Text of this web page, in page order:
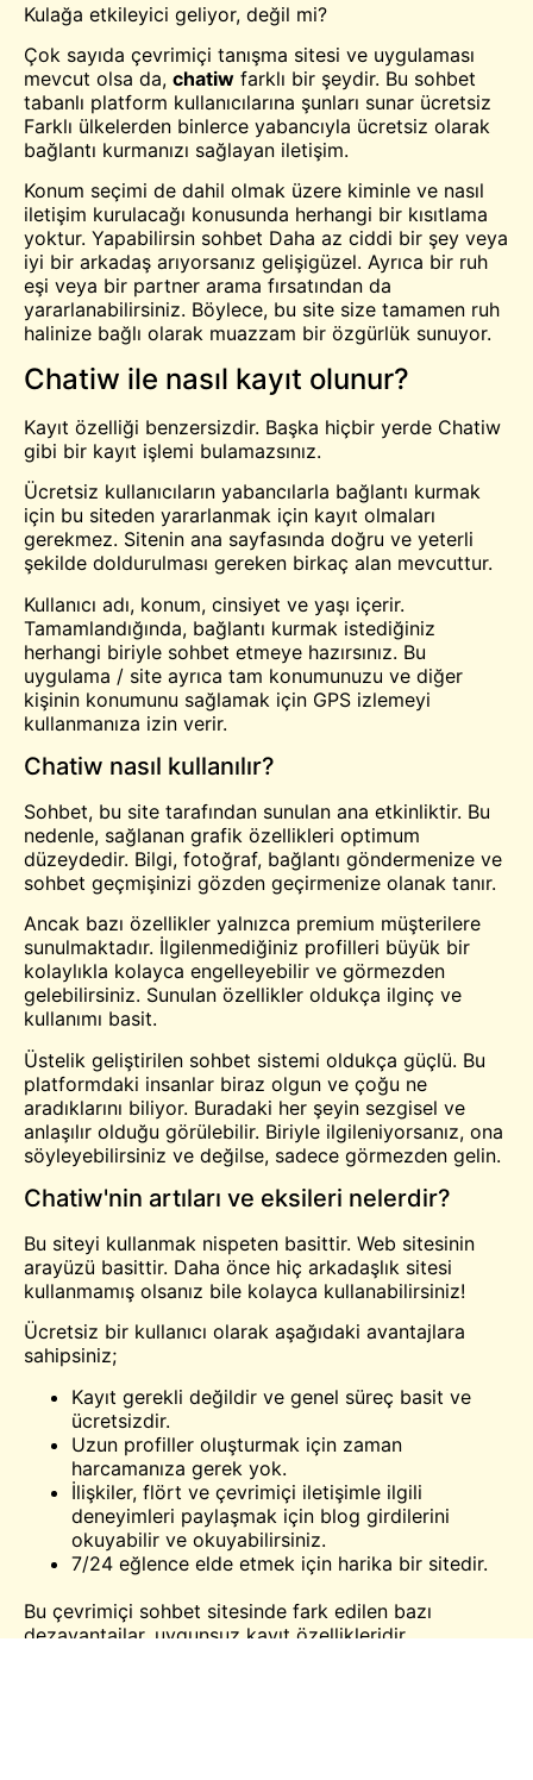
Kulağa etkileyici geliyor, değil mi?
Çok sayıda çevrimiçi tanışma sitesi ve uygulaması
mevcut olsa da, chatiw farklı bir şeydir. Bu sohbet
tabanlı platform kullanıcılarına şunları sunar ücretsiz
Farklı ülkelerden binlerce yabancıyla ücretsiz olarak
bağlantı kurmanızı sağlayan iletişim.
Konum seçimi de dahil olmak üzere kiminle ve nasıl
iletişim kurulacağı konusunda herhangi bir kısıtlama
yoktur. Yapabilirsin sohbet Daha az ciddi bir şey veya
iyi bir arkadaş arıyorsanız gelişigüzel. Ayrıca bir ruh
eşi veya bir partner arama fırsatından da
yararlanabilirsiniz. Böylece, bu site size tamamen ruh
halinize bağlı olarak muazzam bir özgürlük sunuyor.
Chatiw ile nasıl kayıt olunur?
Kayıt özelliği benzersizdir. Başka hiçbir yerde Chatiw
gibi bir kayıt işlemi bulamazsınız.
Ücretsiz kullanıcıların yabancılarla bağlantı kurmak
için bu siteden yararlanmak için kayıt olmaları
gerekmez. Sitenin ana sayfasında doğru ve yeterli
şekilde doldurulması gereken birkaç alan mevcuttur.
Kullanıcı adı, konum, cinsiyet ve yaşı içerir.
Tamamlandığında, bağlantı kurmak istediğiniz
herhangi biriyle sohbet etmeye hazırsınız. Bu
uygulama / site ayrıca tam konumunuzu ve diğer
kişinin konumunu sağlamak için GPS izlemeyi
kullanmanıza izin verir.
Chatiw nasıl kullanılır?
Sohbet, bu site tarafından sunulan ana etkinliktir. Bu
nedenle, sağlanan grafik özellikleri optimum
düzeydedir. Bilgi, fotoğraf, bağlantı göndermenize ve
sohbet geçmişinizi gözden geçirmenize olanak tanır.
Ancak bazı özellikler yalnızca premium müşterilere
sunulmaktadır. İlgilenmediğiniz profilleri büyük bir
kolaylıkla kolayca engelleyebilir ve görmezden
gelebilirsiniz. Sunulan özellikler oldukça ilginç ve
kullanımı basit.
Üstelik geliştirilen sohbet sistemi oldukça güçlü. Bu
platformdaki insanlar biraz olgun ve çoğu ne
aradıklarını biliyor. Buradaki her şeyin sezgisel ve
anlaşılır olduğu görülebilir. Biriyle ilgileniyorsanız, ona
söyleyebilirsiniz ve değilse, sadece görmezden gelin.
Chatiw'nin artıları ve eksileri nelerdir?
Bu siteyi kullanmak nispeten basittir. Web sitesinin
arayüzü basittir. Daha önce hiç arkadaşlık sitesi
kullanmamış olsanız bile kolayca kullanabilirsiniz!
Ücretsiz bir kullanıcı olarak aşağıdaki avantajlara
sahipsiniz;
Kayıt gerekli değildir ve genel süreç basit ve
ücretsizdir.
Uzun profiller oluşturmak için zaman
harcamanıza gerek yok.
İlişkiler, flört ve çevrimiçi iletişimle ilgili
deneyimleri paylaşmak için blog girdilerini
okuyabilir ve okuyabilirsiniz.
7/24 eğlence elde etmek için harika bir sitedir.
Bu çevrimiçi sohbet sitesinde fark edilen bazı
dezavantajlar, uygunsuz kayıt özellikleridir.